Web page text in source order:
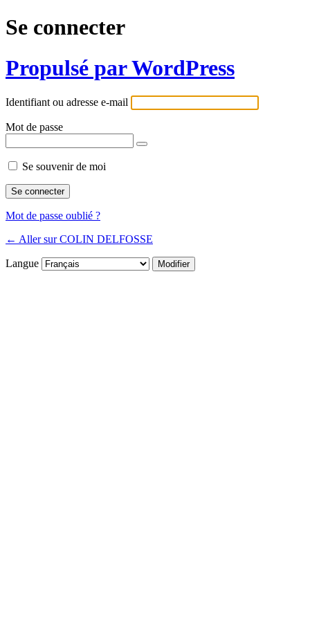
Se connecter
Propulsé par WordPress
Identifiant ou adresse e-mail
Mot de passe
Se souvenir de moi
Mot de passe oublié ?
← Aller sur COLIN DELFOSSE
Langue